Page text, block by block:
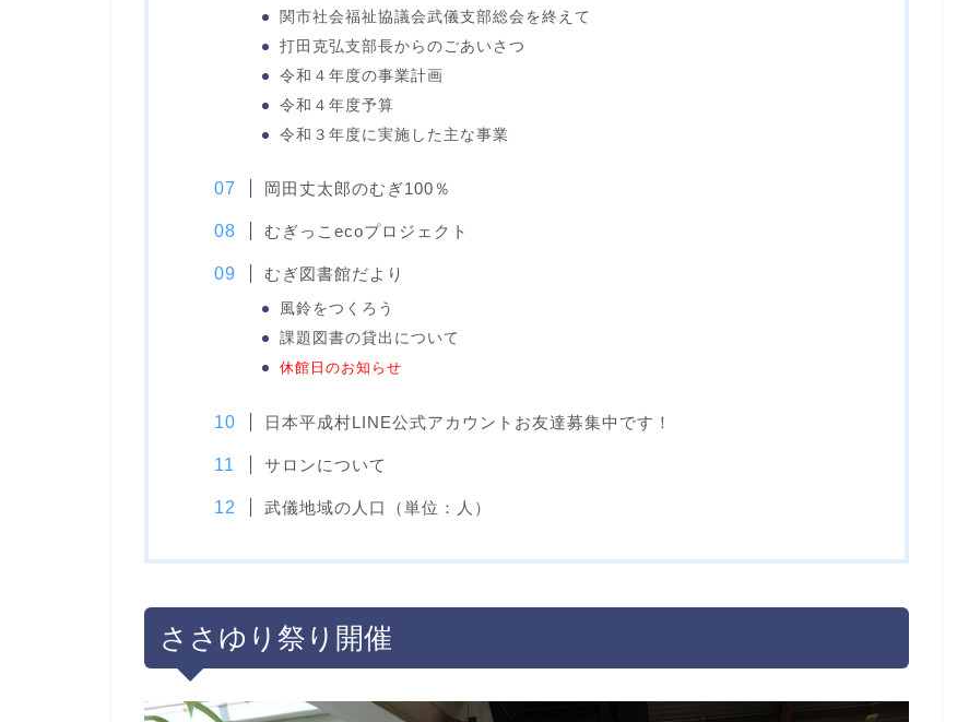
関市社会福祉協議会武儀支部総会を終えて
打田克弘支部長からのごあいさつ
令和４年度の事業計画
令和４年度予算
令和３年度に実施した主な事業
岡田丈太郎のむぎ100％
むぎっこecoプロジェクト
むぎ図書館だより
風鈴をつくろう
課題図書の貸出について
休館日のお知らせ
日本平成村LINE公式アカウントお友達募集中です！
サロンについて
武儀地域の人口（単位：人）
ささゆり祭り開催